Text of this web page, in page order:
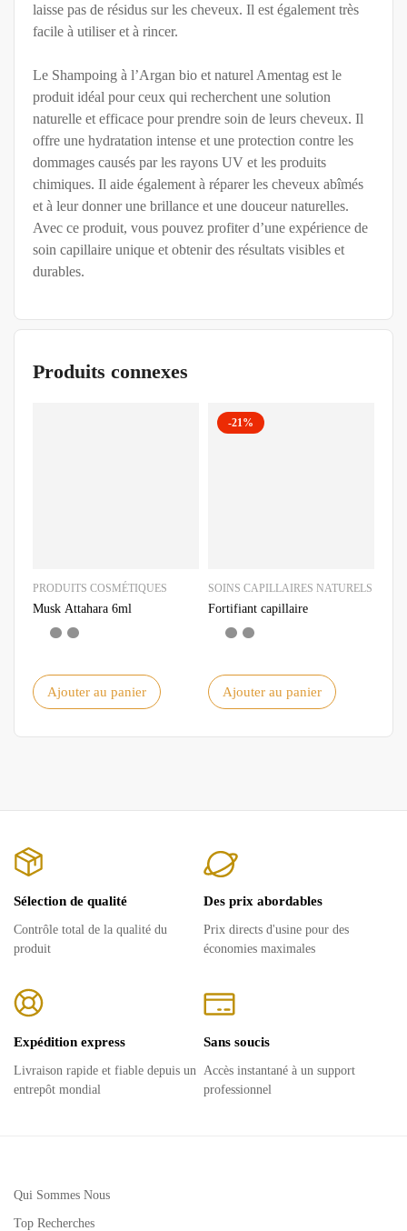
laisse pas de résidus sur les cheveux. Il est également très
facile à utiliser et à rincer.
Le Shampoing à l’Argan bio et naturel Amentag est le
produit idéal pour ceux qui recherchent une solution
naturelle et efficace pour prendre soin de leurs cheveux. Il
offre une hydratation intense et une protection contre les
dommages causés par les rayons UV et les produits
chimiques. Il aide également à réparer les cheveux abîmés
et à leur donner une brillance et une douceur naturelles.
Avec ce produit, vous pouvez profiter d’une expérience de
soin capillaire unique et obtenir des résultats visibles et
durables.
Produits connexes
PRODUITS COSMÉTIQUES
Musk Attahara 6ml
Ajouter au panier
-21%
SOINS CAPILLAIRES NATURELS
Fortifiant capillaire
Ajouter au panier
Sélection de qualité
Contrôle total de la qualité du
produit
Des prix abordables
Prix ​​directs d'usine pour des
économies maximales
Expédition express
Livraison rapide et fiable depuis un
entrepôt mondial
Sans soucis
Accès instantané à un support
professionnel
Qui Sommes Nous
Top Recherches